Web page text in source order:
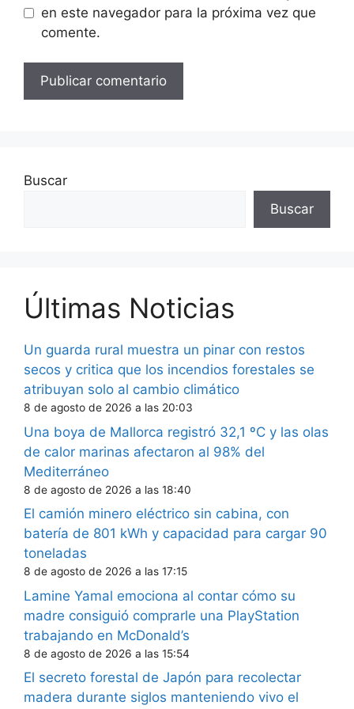
en este navegador para la próxima vez que
comente.
Buscar
Buscar
Últimas Noticias
Un guarda rural muestra un pinar con restos
secos y critica que los incendios forestales se
atribuyan solo al cambio climático
8 de agosto de 2026 a las 20:03
Una boya de Mallorca registró 32,1 ºC y las olas
de calor marinas afectaron al 98% del
Mediterráneo
8 de agosto de 2026 a las 18:40
El camión minero eléctrico sin cabina, con
batería de 801 kWh y capacidad para cargar 90
toneladas
8 de agosto de 2026 a las 17:15
Lamine Yamal emociona al contar cómo su
madre consiguió comprarle una PlayStation
trabajando en McDonald’s
8 de agosto de 2026 a las 15:54
El secreto forestal de Japón para recolectar
madera durante siglos manteniendo vivo el